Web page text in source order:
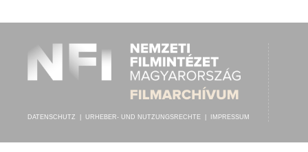
DATENSCHUTZ URHEBER- UND NUTZUNGSRECHTE IMPRESSUM